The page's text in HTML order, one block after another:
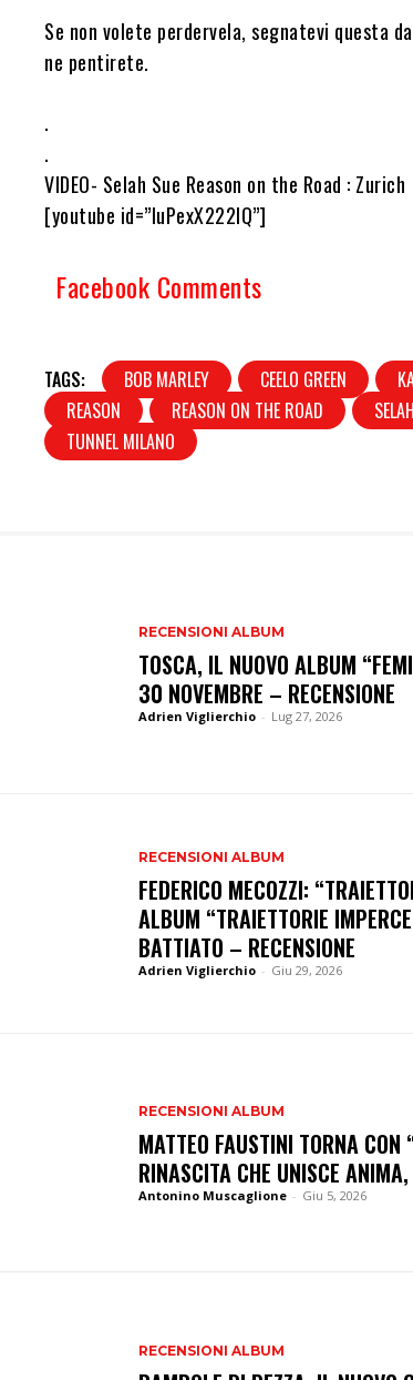
Se non volete perdervela, segnatevi questa
ne pentirete.
.
.
VIDEO- Selah Sue Reason on the Road : Zurich
[youtube id=”IuPexX222IQ”]
Facebook Comments
TAGS: BOB MARLEY CEELO GREEN
REASON
REASON ON THE ROAD
TUNNEL MILANO
RECENSIONI ALBUM
TOSCA, IL NUOVO ALBUM
30 NOVEMBRE – RECENSIONE
Adrien Viglierchio - Lug 27, 2026
RECENSIONI ALBUM
FEDERICO MECOZZI:
ALBUM “TRAIETTORIE
BATTIATO – RECENSIONE
Adrien Viglierchio - Giu 29, 2026
RECENSIONI ALBUM
MATTEO FAUSTINI TORNA
RINASCITA CHE UNISCE
Antonino Muscaglione - Giu 5, 2026
RECENSIONI ALBUM